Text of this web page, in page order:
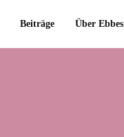
Beiträge Über Ebbes